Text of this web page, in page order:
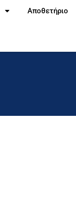
Αποθετήριο